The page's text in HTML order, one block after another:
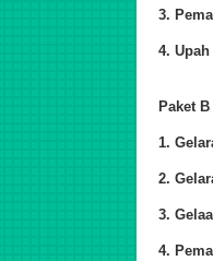
3.
4.
Paket
1.
2.
3.
4.